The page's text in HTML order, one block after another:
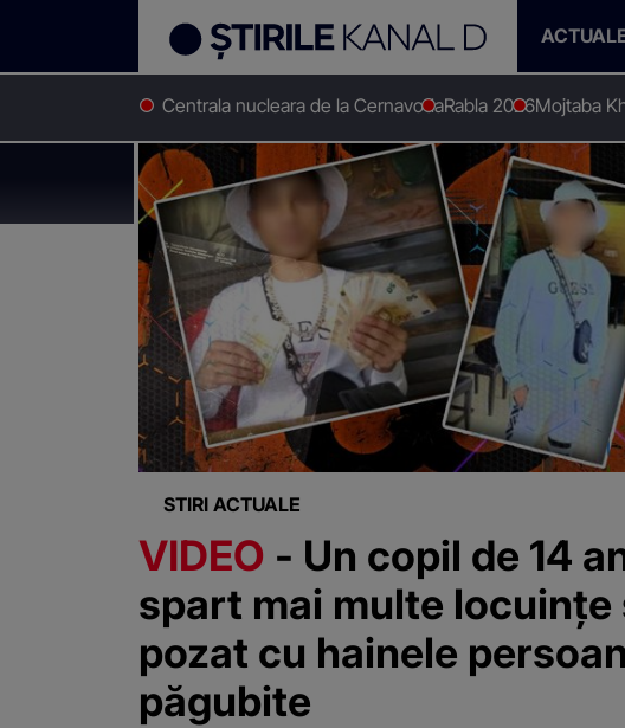
Centrala nucleara de la CernavodaRabla 2026Mojtaba
Stirile Kanal D 14 ani
Știri despre"14 ani"
STIRI ACTUALE
VIDEO - Un copil de 14
spart mai multe locuințe
pozat cu hainele
păgubite